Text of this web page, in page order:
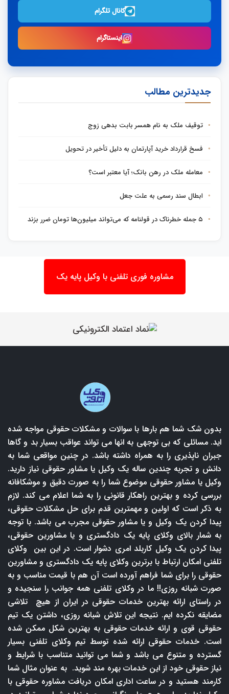
کانال تلگرام
اینستاگرام
جدیدترین مطالب
توقیف ملک به نام همسر بابت بدهی زوج
فسخ قرارداد خرید آپارتمان به دلیل تأخیر در تحویل
معامله ملک در رهن بانک؛ آیا معتبر است؟
ابطال سند رسمی به علت جعل
مشاوره فوری تلفنی با وکیل پایه یک
بدون شک شما هم بارها با سوالات و مشکلات حقوقی مواجه شده
اید. مسائلی که بی توجهی به انها می تواند عواقب بسیار بد و گاها
جبران ناپذیری را به همراه داشته باشد. در چنین مواقعی شما به
دانش و تجربه چندین ساله یک وکیل یا مشاور حقوقی نیاز دارید.
وکیل یا مشاور حقوقی موضوع شما را به صورت دقیق و موشکافانه
بررسی کرده و بهترین راهکار قانونی را به شما اعلام می کند. لازم
به ذکر است که اولین و مهمترین قدم برای حل مشکلات حقوقی،
پیدا کردن یک وکیل و یا مشاور حقوقی مجرب می باشد. با توجه
به شمار بالای وکلای پایه یک دادگستری و یا مشاورین حقوقی،
پیدا کردن یک وکیل کاربلد امری دشوار است. در این بین وکلای
تلفنی امکان ارتباط با برترین وکلای پایه یک دادگستری و مشاورین
حقوقی را برای شما فراهم آورده است آن هم با قیمت مناسب و به
صورت شبانه روزی!! ما در وکلای تلفنی همه جوانب را سنجیده و
در راستای ارائه بهترین خدمات حقوقی در ایران از هیچ تلاشی
مضایقه نکرده ایم. نتیجه این تلاش شبانه روزی، داشتن یک تیم
حقوقی قوی و ارائه خدمات حقوقی به بهترین شکل ممکن شده
است. خدمات حقوقی ارائه شده توسط تیم وکلای تلفنی بسیار
گسترده و متنوع می باشد و شما می توانید متناسب با شرایط و
نیاز حقوقی خود از این خدمات بهره مند شوید. به عنوان مثال شما
کارمند هستید و در ساعت اداری امکان دریافت مشاوره حقوقی با